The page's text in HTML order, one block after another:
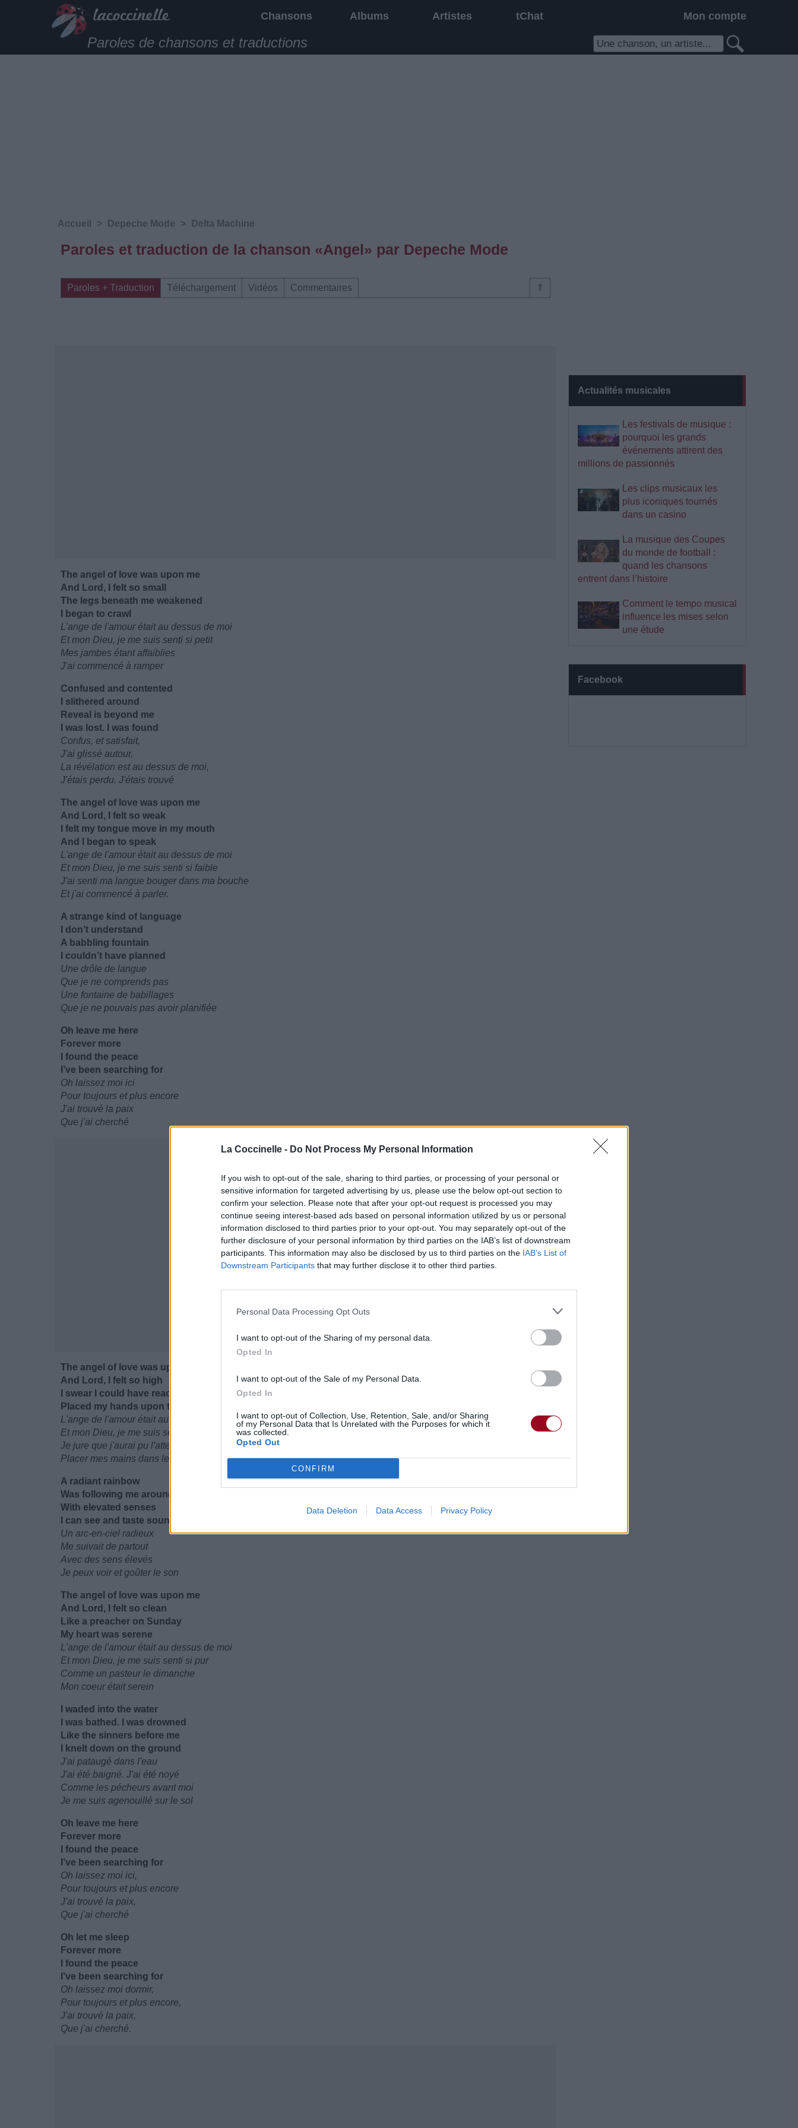
La Coccinelle - Do Not Process My Personal Information
If you wish to opt-out of the sale, sharing to third parties, or processing of your personal or
sensitive information for targeted advertising by us, please use the below opt-out section to
confirm your selection. Please note that after your opt-out request is processed you may
continue seeing interest-based ads based on personal information utilized by us or personal
information disclosed to third parties prior to your opt-out. You may separately opt-out of the
further disclosure of your personal information by third parties on the IAB’s list of downstream
participants. This information may also be disclosed by us to third parties on the IAB’s List of
Downstream Participants that may further disclose it to other third parties.
Personal Data Processing Opt Outs
I want to opt-out of the Sharing of my personal data.
Opted In
I want to opt-out of the Sale of my Personal Data.
Opted In
I want to opt-out of Collection, Use, Retention, Sale, and/or Sharing
of my Personal Data that Is Unrelated with the Purposes for which it
was collected.
Opted Out
CONFIRM
Data Deletion Data Access Privacy Policy
Chansons Albums Artistes tChat Mon compte
Paroles de chansons et traductions
Actualités musicales
Les festivals de musique :
pourquoi les grands
événements attirent des
millions de passionnés
Les clips musicaux les
plus iconiques tournés
dans un casino
La musique des Coupes
du monde de football :
quand les chansons
entrent dans l’histoire
Comment le tempo musical
influence les mises selon
une étude
Facebook
Accueil > Depeche Mode > Delta Machine
Paroles et traduction de la chanson «Angel» par Depeche Mode
⇑
Paroles + Traduction Téléchargement Vidéos Commentaires
The angel of love was upon me
And Lord, I felt so small
The legs beneath me weakened
I began to crawl
L'ange de l'amour était au dessus de moi
Et mon Dieu, je me suis senti si petit
Mes jambes étant affaiblies
J'ai commencé à ramper
Confused and contented
I slithered around
Reveal is beyond me
I was lost. I was found
Confus, et satisfait,
J'ai glissé autour,
La révélation est au dessus de moi,
J'étais perdu. J'étais trouvé
The angel of love was upon me
And Lord, I felt so weak
I felt my tongue move in my mouth
And I began to speak
L'ange de l'amour était au dessus de moi
Et mon Dieu, je me suis senti si faible
J'ai senti ma langue bouger dans ma bouche
Et j'ai commencé à parler.
A strange kind of language
I don’t understand
A babbling fountain
I couldn’t have planned
Une drôle de langue
Que je ne comprends pas
Une fontaine de babillages
Que je ne pouvais pas avoir planifiée
Oh leave me here
Forever more
I found the peace
I’ve been searching for
Oh laissez moi ici
Pour toujours et plus encore
J'ai trouvé la paix
Que j'ai cherché
The angel of love was upon me
And Lord, I felt so high
I swear I could have reached up
Placed my hands upon the sky
L'ange de l'amour était au dessus de moi
Et mon Dieu, je me suis senti si fort
Je jure que j'aurai pu l'atteindre
Placer mes mains dans le ciel
A radiant rainbow
Was following me around
With elevated senses
I can see and taste sound
Un arc-en-ciel radieux
Me suivait de partout
Avec des sens élevés
Je peux voir et goûter le son
The angel of love was upon me
And Lord, I felt so clean
Like a preacher on Sunday
My heart was serene
L'ange de l'amour était au dessus de moi
Et mon Dieu, je me suis senti si pur
Comme un pasteur le dimanche
Mon coeur était serein
I waded into the water
I was bathed. I was drowned
Like the sinners before me
I knelt down on the ground
J'ai pataugé dans l'eau
J'ai été baigné. J'ai été noyé
Comme les pécheurs avant moi
Je me suis agenouillé sur le sol
Oh leave me here
Forever more
I found the peace
I’ve been searching for
Oh laissez moi ici,
Pour toujours et plus encore
J'ai trouvé la paix,
Que j'ai cherché
Oh let me sleep
Forever more
I found the peace
I’ve been searching for
Oh laissez moi dormir,
Pour toujours et plus encore,
J'ai trouvé la paix,
Que j'ai cherché.